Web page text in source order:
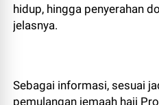
hidup, hingga penyerahan
jelasnya.
Sebagai informasi, sesuai
pemulangan jemaah haji